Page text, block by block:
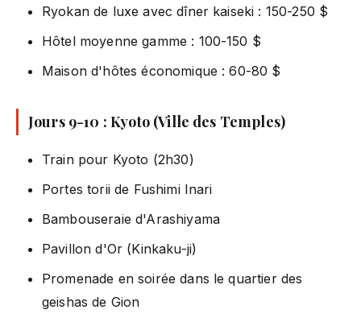
Ryokan de luxe avec dîner kaiseki : 150-250 $
Hôtel moyenne gamme : 100-150 $
Maison d'hôtes économique : 60-80 $
Jours 9-10 : Kyoto (Ville des Temples)
Train pour Kyoto (2h30)
Portes torii de Fushimi Inari
Bambouseraie d'Arashiyama
Pavillon d'Or (Kinkaku-ji)
Promenade en soirée dans le quartier des
geishas de Gion